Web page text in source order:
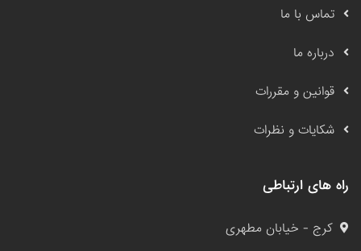
تماس با ما
درباره ما
قوانین و مقررات
شکایات و نظرات
راه های ارتباطی
کرج - خیابان مطهری